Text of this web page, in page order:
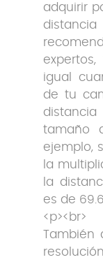
adquirir
igual
de tu
tamaño
ejemplo,
la
la
es de
<p><br>
También